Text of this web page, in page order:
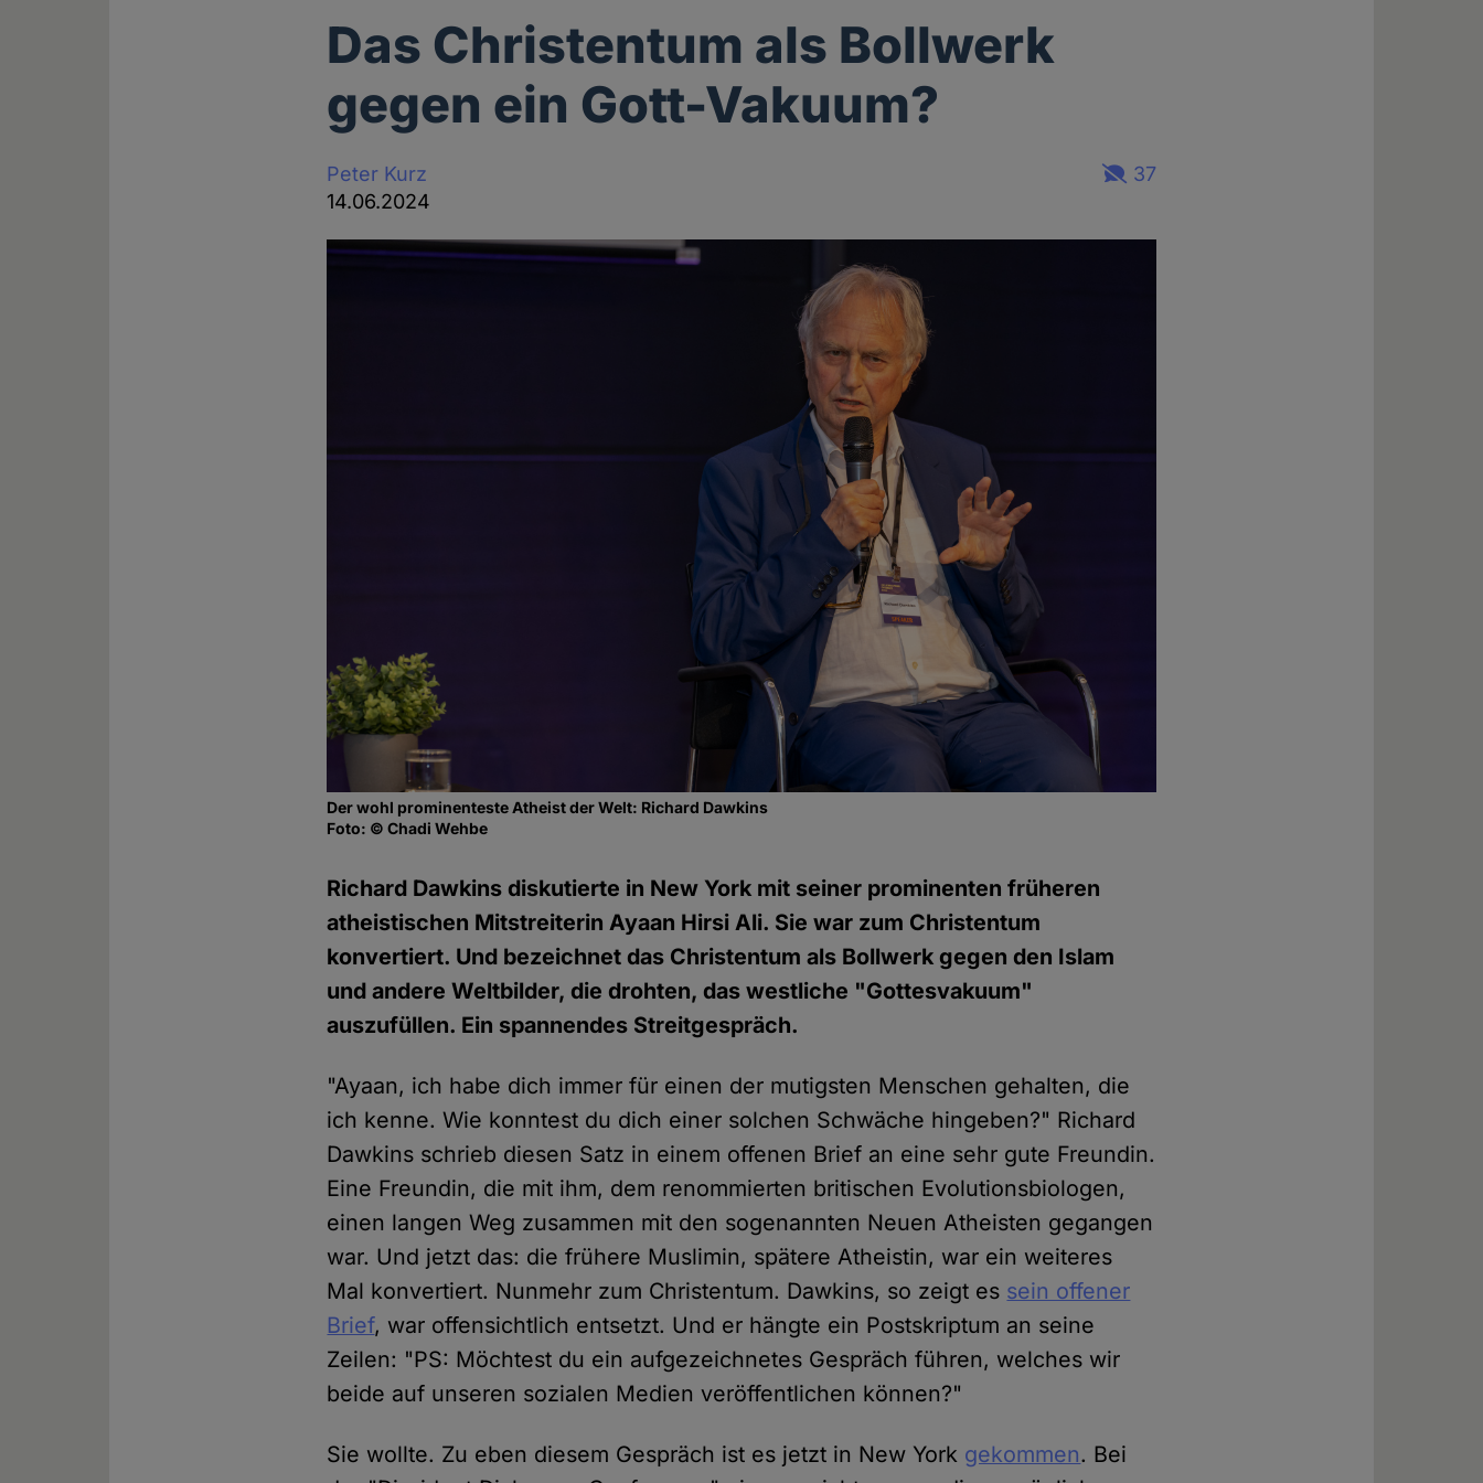
Das Christentum als Bollwerk
gegen ein Gott-Vakuum?
Peter Kurz
14.06.2024
37
Der wohl prominenteste Atheist der Welt: Richard Dawkins
Foto: © Chadi Wehbe
Richard Dawkins diskutierte in New York mit seiner prominenten früheren
atheistischen Mitstreiterin Ayaan Hirsi Ali. Sie war zum Christentum
konvertiert. Und bezeichnet das Christentum als Bollwerk gegen den Islam
und andere Weltbilder, die drohten, das westliche "Gottesvakuum"
auszufüllen. Ein spannendes Streitgespräch.
"Ayaan, ich habe dich immer für einen der mutigsten Menschen gehalten, die
ich kenne. Wie konntest du dich einer solchen Schwäche hingeben?" Richard
Dawkins schrieb diesen Satz in einem offenen Brief an eine sehr gute Freundin.
Eine Freundin, die mit ihm, dem renommierten britischen Evolutionsbiologen,
einen langen Weg zusammen mit den sogenannten Neuen Atheisten gegangen
war. Und jetzt das: die frühere Muslimin, spätere Atheistin, war ein weiteres
Mal konvertiert. Nunmehr zum Christentum. Dawkins, so zeigt es sein offener
Brief, war offensichtlich entsetzt. Und er hängte ein Postskriptum an seine
Zeilen: "PS: Möchtest du ein aufgezeichnetes Gespräch führen, welches wir
beide auf unseren sozialen Medien veröffentlichen können?"
Sie wollte. Zu eben diesem Gespräch ist es jetzt in New York gekommen. Bei